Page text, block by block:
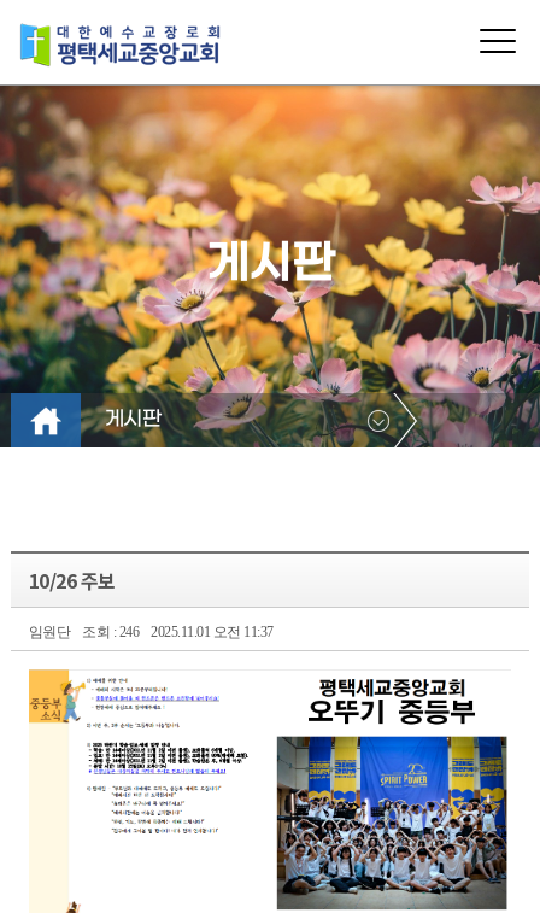
게시판
게시판
10/26 주보
임원단 조회 : 246 2025.11.01 오전 11:37